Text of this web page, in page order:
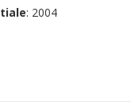
: 2004